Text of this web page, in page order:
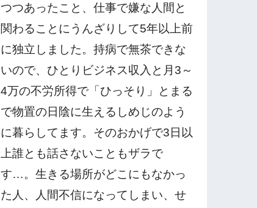
つつあったこと、仕事で嫌な人間と
関わることにうんざりして5年以上前
に独立しました。持病で無茶できな
いので、ひとりビジネス収入と月3～
4万の不労所得で「ひっそり」とまる
で物置の日陰に生えるしめじのよう
に暮らしてます。そのおかげで3日以
上誰とも話さないこともザラで
す…。生きる場所がどこにもなかっ
た人、人間不信になってしまい、せ